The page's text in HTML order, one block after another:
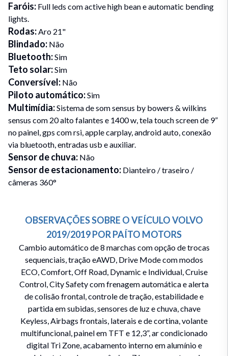
Faróis: Full leds com active high bean e automatic bending
lights.
Rodas:Aro 21"
Blindado: Não
Bluetooth:Sim
Teto solar:Sim
Conversível: Não
Piloto automático:Sim
Multimídia:Sistema de som sensus by bowers & wilkins
sensus com 20 alto falantes e 1400 w, tela touch screen de 9”
no painel, gps com rsi, apple carplay, android auto, conexão
via bluetooth, entradas usb e auxiliar.
Sensor de chuva: Não
Sensor de estacionamento: Dianteiro / traseiro /
câmeras 360°
OBSERVAÇÕES SOBRE O VEÍCULOVOLVO
2019/2019PORPAÍTO MOTORS
Cambio automático de 8 marchas com opção de trocas
sequenciais, tração eAWD, Drive Mode com modos
ECO, Comfort, Off Road, Dynamic e Individual, Cruise
Control, City Safety com frenagem automática e alerta
de colisão frontal, controle de tração, estabilidade e
partida em subidas, sensores de luz e chuva, chave
Keyless, Airbags frontais, laterais e de cortina, volante
multifuncional, painel em TFT e 12,3”, ar condicionado
digital Tri Zone, acabamento interno em alumínio e